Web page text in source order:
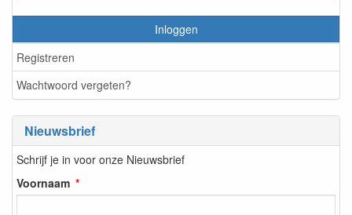
Inloggen
Registreren
Wachtwoord vergeten?
Nieuwsbrief
Schrijf je in voor onze Nieuwsbrief
Voornaam